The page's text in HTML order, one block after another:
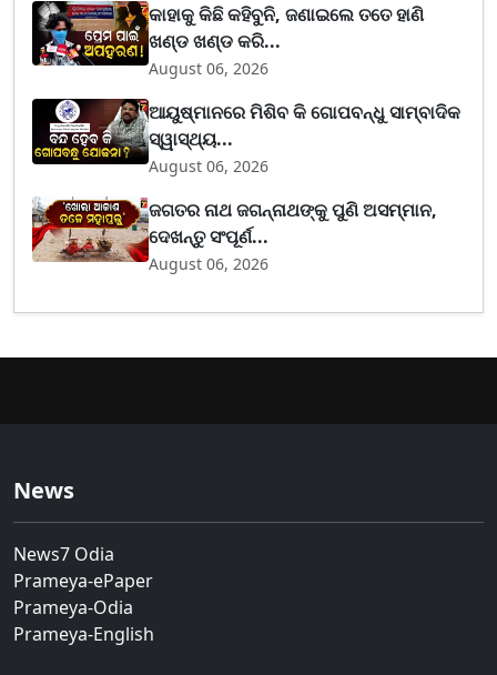
କାହାକୁ କିଛି କହିବୁନି, ଜଣାଇଲେ ତତେ ହାଣି
ଖଣ୍ଡ ଖଣ୍ଡ କରି...
August 06, 2026
ଆୟୁଷ୍ମାନରେ ମିଶିବ କି ଗୋପବନ୍ଧୁ ସାମ୍ବାଦିକ
ସ୍ୱାସ୍ଥ୍ୟ...
August 06, 2026
ଜଗତର ନାଥ ଜଗନ୍ନାଥଙ୍କୁ ପୁଣି ଅସମ୍ମାନ,
ଦେଖନ୍ତୁ ସଂପୂର୍ଣ...
August 06, 2026
News
News7 Odia
Prameya-ePaper
Prameya-Odia
Prameya-English